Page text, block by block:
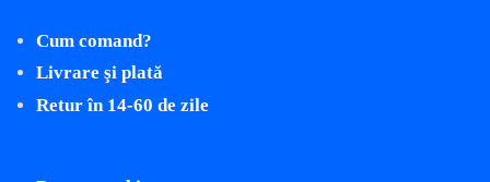
Cum comand?
Livrare şi plată
Retur în 14-60 de zile